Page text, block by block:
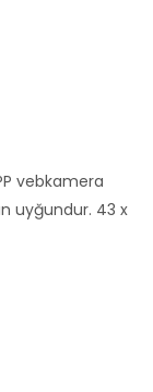
vebkamera
uyğundur. 43 x